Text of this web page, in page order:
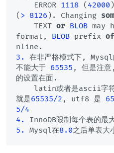
    ERROR
1118 ( 42000
( > 8126 ). Changing
    TEXT
or BLOB may
format, BLOB prefix of
3.
在非严格模式下, Mysql
不能大于 65535 , 但是注意
的设置在面.
latin或者是ascii字
就是65535/2 , utf8 是
5/4
4.
InnoDB限制每个表的最
5.
Mysql在8.0之后单表大